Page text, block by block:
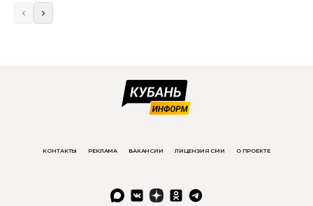
КОНТАКТЫ РЕКЛАМА ВАКАНСИИ ЛИЦЕНЗИЯ СМИ О ПРОЕКТЕ